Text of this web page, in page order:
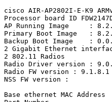
cisco AIR-AP2802I-E-K9
Processor board ID
AP Running Image     :
Primary Boot Image   :
Backup Boot Image    :
2 Gigabit Ethernet
2 802.11 Radios
Radio Driver version :
Radio FW version : 9.1.8.1
NSS FW version :
Base ethernet MAC